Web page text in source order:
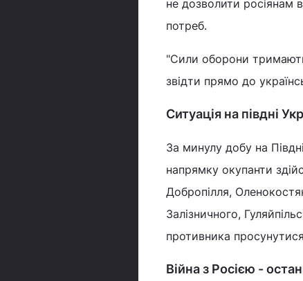
не дозволити росіянам
потреб.
"Сили оборони
звідти прямо до
Ситуація на півдні
За минулу добу на
напрямку окупанти
Добропілля,
Залізничного,
противника
Війна з Росією -